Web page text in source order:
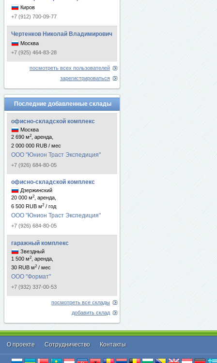
Киров
+7 (912) 700-09-77
Чертенков Николай Владимирович
Москва
+7 (925) 464-83-28
посмотреть всех пользователей
зарегистрироваться
Последние добавленные склады
офисно-складской комплекс
Москва
2 690 м2
, аренда,
2 000 000 RUB / мес
ООО "Юнион Траст Экспедиция"
+7 (926) 684-80-05
офисно-складской комплекс
Дзержинский
20 000 м2
, аренда,
6 500 RUB м2 / год
ООО "Юнион Траст Экспедиция"
+7 (926) 684-80-05
гаражный комплекс
Звездный
1 500 м2
, аренда,
30 RUB м2 / мес
ООО "Формат"
+7 (932) 337-00-53
посмотреть все склады
добавить склад
О проекте Cотрудничество Контакты